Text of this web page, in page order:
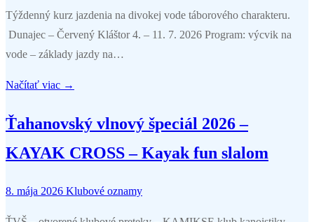
Týždenný kurz jazdenia na divokej vode táborového charakteru.
Dunajec – Červený Kláštor 4. – 11. 7. 2026 Program: výcvik na
vode – základy jazdy na…
Načítať viac →
Ťahanovský vlnový špeciál 2026 –
KAYAK CROSS – Kayak fun slalom
8. mája 2026 Klubové oznamy